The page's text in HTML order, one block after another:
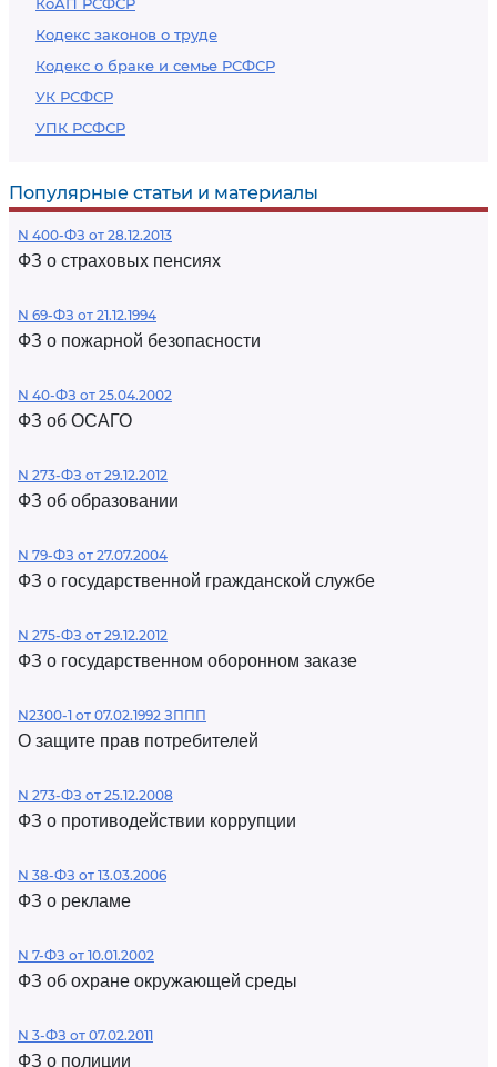
Кодекс законов о труде
Кодекс о браке и семье РСФСР
УК РСФСР
УПК РСФСР
Популярные статьи и материалы
N 400-ФЗ от 28.12.2013
ФЗ о страховых пенсиях
N 69-ФЗ от 21.12.1994
ФЗ о пожарной безопасности
N 40-ФЗ от 25.04.2002
ФЗ об ОСАГО
N 273-ФЗ от 29.12.2012
ФЗ об образовании
N 79-ФЗ от 27.07.2004
ФЗ о государственной гражданской службе
N 275-ФЗ от 29.12.2012
ФЗ о государственном оборонном заказе
N2300-1 от 07.02.1992 ЗППП
О защите прав потребителей
N 273-ФЗ от 25.12.2008
ФЗ о противодействии коррупции
N 38-ФЗ от 13.03.2006
ФЗ о рекламе
N 7-ФЗ от 10.01.2002
ФЗ об охране окружающей среды
N 3-ФЗ от 07.02.2011
ФЗ о полиции